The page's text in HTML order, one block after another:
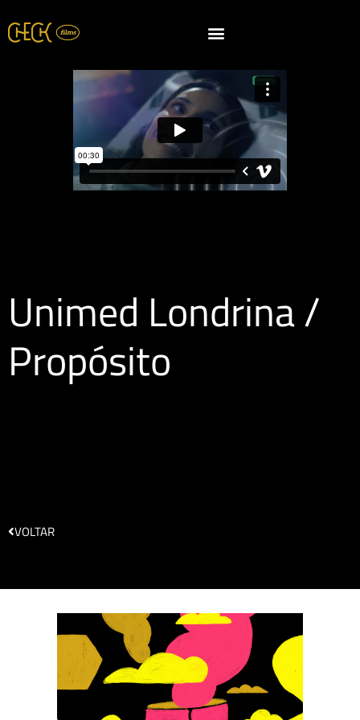
Unimed Londrina /
Propósito
VOLTAR